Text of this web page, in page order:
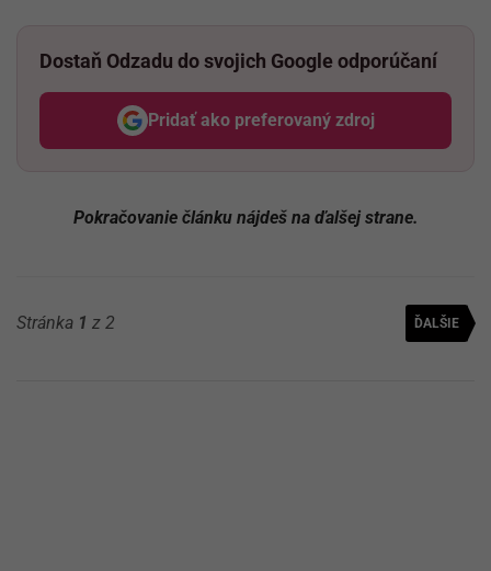
Dostaň Odzadu do svojich Google odporúčaní
Pridať ako preferovaný zdroj
Odzadu, odkaz sa otvorí v
Pokračovanie článku nájdeš na ďalšej strane.
Stránka 1 z 2 ĎALŠIE